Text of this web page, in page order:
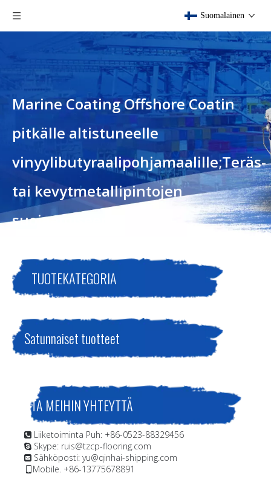
Suomalainen
Marine Coating Offshore Coatin
pitkälle altistuneelle
vinyylibutyraalipohjamaalille;Teräs-
tai kevytmetallipintojen
suojaamiseen
Coatin pitkälle altistuneelle vinyylibutyraalipohjamaalille;Teräs-
tai kevytmetallipintojen suojaamiseen
TUOTEKATEGORIA
Satunnaiset tuotteet
OTA MEIHIN YHTEYTTÄ
 Liiketoiminta Puh: +86-0523-88329456
 Skype: ruis@tzcp-flooring.com
 Sähköposti: yu@qinhai-shipping.com
Mobile. +86-13775678891